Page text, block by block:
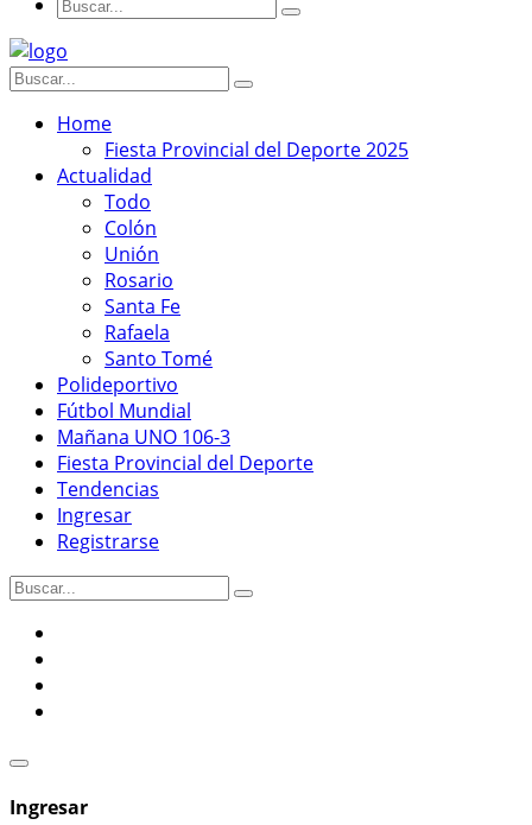
Home
Fiesta Provincial del Deporte 2025
Actualidad
Todo
Colón
Unión
Rosario
Santa Fe
Rafaela
Santo Tomé
Polideportivo
Fútbol Mundial
Mañana UNO 106-3
Fiesta Provincial del Deporte
Tendencias
Ingresar
Registrarse
Ingresar